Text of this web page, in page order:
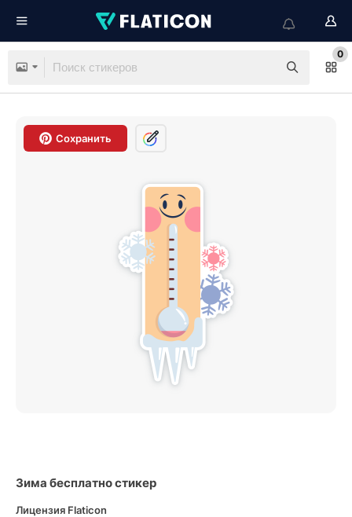
0
Сохранить
Зима бесплатно стикер
Лицензия Flaticon